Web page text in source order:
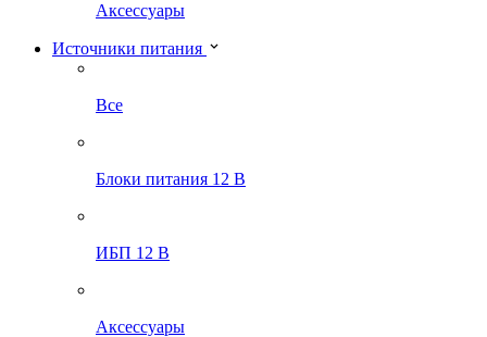
Аксессуары
Источники питания
Все
Блоки питания 12 В
ИБП 12 В
Аксессуары